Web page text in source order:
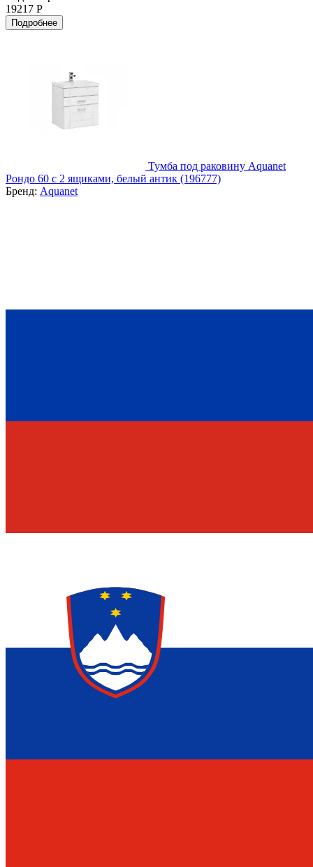
19217 Р
Подробнее
Тумба под раковину Aquanet
Рондо 60 с 2 ящиками, белый антик (196777)
Бренд: Aquanet